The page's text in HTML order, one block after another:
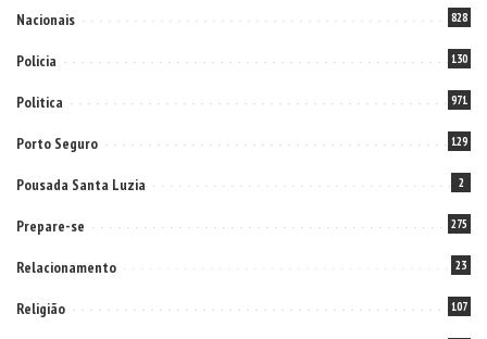
Nacionais 828
Policia 130
Politica 971
Porto Seguro 129
Pousada Santa Luzia 2
Prepare-se 275
Relacionamento 23
Religião 107